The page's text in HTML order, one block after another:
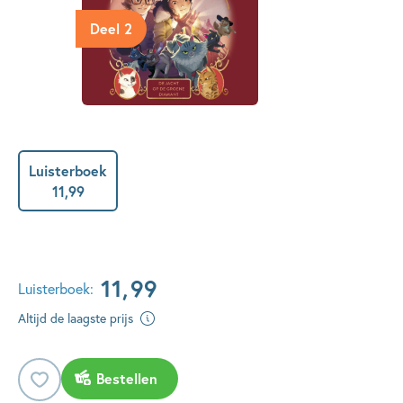
Deel 2
Luisterboek
11,99
Luisterboek: 11,99
Altijd de laagste prijs
Bestellen